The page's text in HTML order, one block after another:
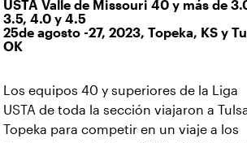
USTA Valle de Missouri 40 y más de
3.5, 4.0 y 4.5
25de agosto -27, 2023, Topeka, KS y
OK
Los equipos 40 y superiores de la Liga
USTA de toda la sección viajaron a
Topeka para competir en un viaje a los